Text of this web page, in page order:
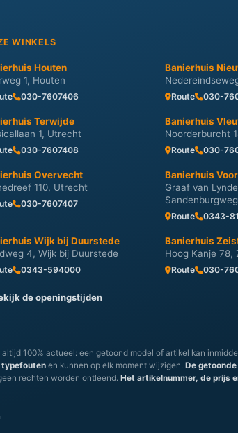
WINKELS
Houten
1, Houten
030-7607406
Banierhuis
Route 030-
Terwijde
1, Utrecht
030-7607408
Banierhuis
Noorderburcht
Route 030-
Overvecht
110, Utrecht
030-7607407
Banierhuis
Graaf van
Route 0343-
Wijk bij Duurstede
4, Wijk bij Duurstede
0343-594000
Banierhuis
Hoog Kanje 78,
Route 030-
de openingstijden
100% actueel: een getoond model of artikel kan
en kunnen op elk moment wijzigen. De
rechten worden ontleend. Het artikelnummer, de prijs